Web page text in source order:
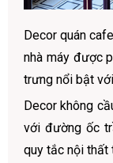
Decor quán
nhà máy được
trưng nổi bật
Decor không
với đường ốc
quy tắc nội thất